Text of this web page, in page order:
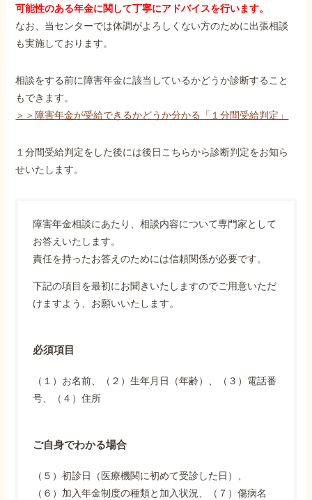
可能性のある年金に関して丁寧にアドバイスを行います。
なお、当センターでは体調がよろしくない方のために出張相談
も実施しております。
相談をする前に障害年金に該当しているかどうか診断すること
もできます。
＞＞障害年金が受給できるかどうか分かる「１分間受給判定」
１分間受給判定をした後には後日こちらから診断判定をお知ら
せいたします。
障害年金相談にあたり、相談内容について専門家として
お答えいたします。
責任を持ったお答えのためには信頼関係が必要です。
下記の項目を最初にお聞きいたしますのでご用意いただ
けますよう、お願いいたします。
必須項目
（１）お名前、（２）生年月日（年齢）、（３）電話番
号、（４）住所
ご自身でわかる場合
（５）初診日（医療機関に初めて受診した日）、
（６）加入年金制度の種類と加入状況、（７）傷病名